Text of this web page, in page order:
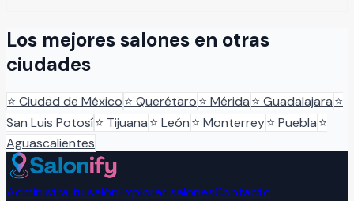
Los mejores salones en otras
ciudades
⭐ Ciudad de México⭐ Querétaro⭐ Mérida⭐ Guadalajara⭐
San Luis Potosí⭐ Tijuana⭐ León⭐ Monterrey⭐ Puebla⭐
Aguascalientes
Administra tu salónExplorar salonesContacto